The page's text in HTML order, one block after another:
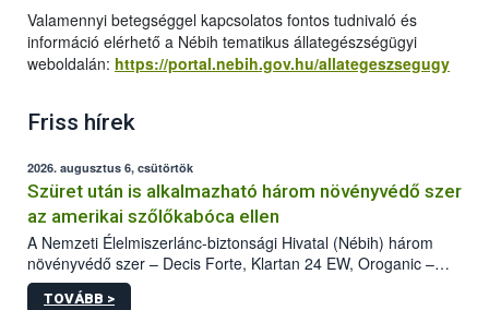
Valamennyi betegséggel kapcsolatos fontos tudnivaló és
információ elérhető a Nébih tematikus állategészségügyi
weboldalán: https://portal.nebih.gov.hu/allategeszsegugy
Friss hírek
2026. augusztus 6, csütörtök
Szüret után is alkalmazható három növényvédő szer
az amerikai szőlőkabóca ellen
A Nemzeti Élelmiszerlánc-biztonsági Hivatal (Nébih) három
növényvédő szer – Decis Forte, Klartan 24 EW, Oroganic –
engedélyokiratát módosította, így azok a szüretet követően,
egészen a vesszőérettség (BBCH 91) stádiumáig
TOVÁBB >